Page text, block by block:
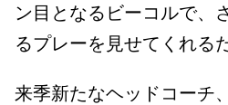
ン目となるビーコルで、
るプレーを見せてくれる
来季新たなヘッドコーチ